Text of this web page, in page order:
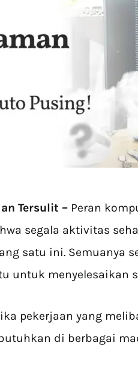
Tersulit – Peran
segala aktivitas
satu ini. Semuanya
untuk menyelesaikan
pekerjaan yang
di berbagai